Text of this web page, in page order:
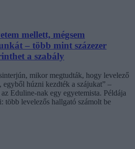
mellett, mégsem
– több mint százezer
a szabály
mikor megtudták, hogy levelező
egyből húzni kezdték a szájukat” –
Eduline-nak egy egyetemista. Példája
több levelezős hallgató számolt be